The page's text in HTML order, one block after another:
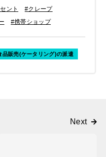
ント
#クレープ
#携帯ショップ
品販売(ケータリング)の派遣